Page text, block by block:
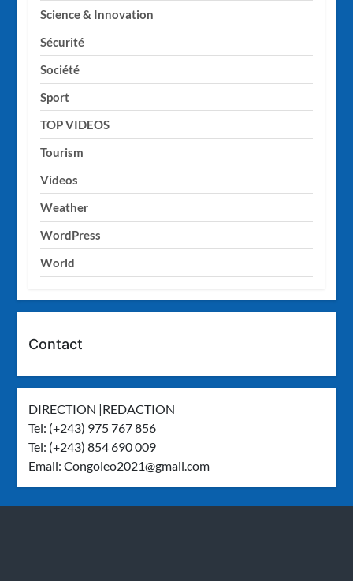
Science & Innovation
Sécurité
Société
Sport
TOP VIDEOS
Tourism
Videos
Weather
WordPress
World
Contact
DIRECTION |REDACTION
Tel: (+243) 975 767 856
Tel: (+243) 854 690 009
Email:Congoleo2021@gmail.com